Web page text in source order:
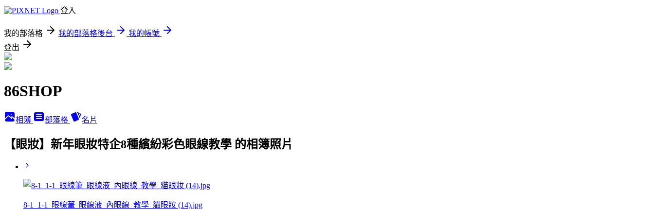
登入
我的部落格 我的部落格後台
我的帳號
登出
86SHOP
相簿 部落格 名片
【眼妝】新年眼妝特企8種繽紛彩色眼線教學 的相簿照片
8-1_1-1_眼線筆_眼線液_內眼線_教學_貓眼妝 (14).jpg